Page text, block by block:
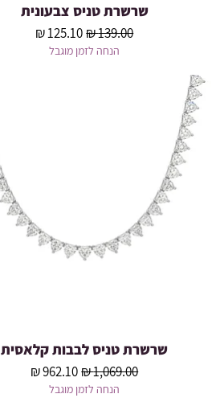
תצוגה מהירה
שרשרת טניס צבעונית
מחיר רגיל‏139.00 ‏₪ מחיר מבצע
הנחה לזמן מוגבל
תצוגה מהירה
שרשרת טניס לבבות קלאסית
מחיר רגיל‏1,069.00 ‏₪ מחיר מבצע
הנחה לזמן מוגבל